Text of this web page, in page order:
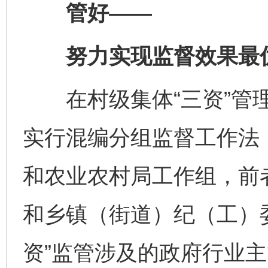
管好——
努力实现监督效果最
在村级集体“三资”管
实行混编分组监督工作
和农业农村局工作组，
和乡镇（街道）纪（工）
资”监管涉及的政府行业